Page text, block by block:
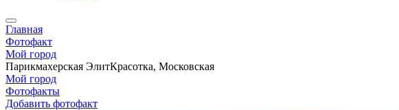
Главная
Фотофакт
Мой город
Парикмахерская ЭлитКрасотка, Московская
Мой город
Фотофакты
Добавить фотофакт